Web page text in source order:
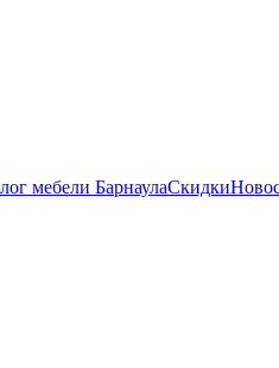
мебели БарнаулаСкидки